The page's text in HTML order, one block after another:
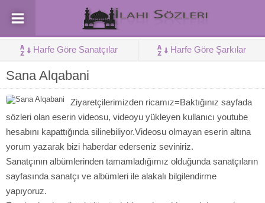
Harfe Göre Sanatçılar Harfe Göre Şarkılar
Sana Alqabani
Ziyaretçilerimizden ricamız=Baktığınız sayfada
sözleri olan eserin videosu, videoyu yükleyen kullanıcı youtube
hesabını kapattığında silinebiliyor.Videosu olmayan eserin altına
yorum yazarak bizi haberdar ederseniz seviniriz.
Sanatçının albümlerinden tamamladığımız olduğunda sanatçıların
sayfasında sanatçı ve albümleri ile alakalı bilgilendirme
yapıyoruz.